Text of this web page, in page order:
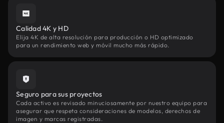
Calidad 4K y HD
Elija 4K de alta resolución para producción o HD optimizado
para un rendimiento web y móvil mucho más rápido.
Seguro para sus proyectos
Cada activo es revisado minuciosamente por nuestro equipo para
asegurar que respeta consideraciones de modelos, derechos de
imagen y marcas registradas.